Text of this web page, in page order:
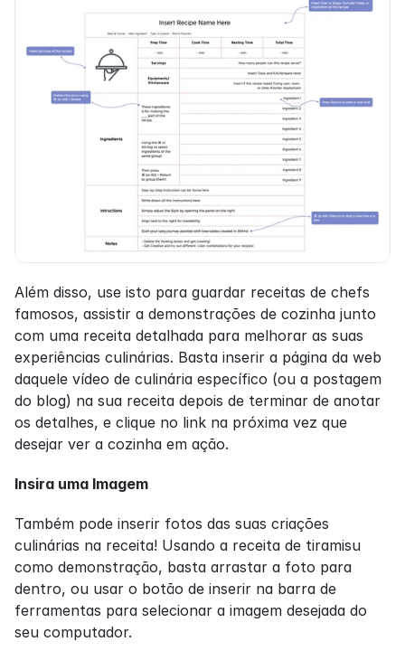
Além disso, use isto para guardar receitas de chefs
famosos, assistir a demonstrações de cozinha junto
com uma receita detalhada para melhorar as suas
experiências culinárias. Basta inserir a página da web
daquele vídeo de culinária específico (ou a postagem
do blog) na sua receita depois de terminar de anotar
os detalhes, e clique no link na próxima vez que
desejar ver a cozinha em ação.
Insira uma Imagem
Também pode inserir fotos das suas criações
culinárias na receita! Usando a receita de tiramisu
como demonstração, basta arrastar a foto para
dentro, ou usar o botão de inserir na barra de
ferramentas para selecionar a imagem desejada do
seu computador.